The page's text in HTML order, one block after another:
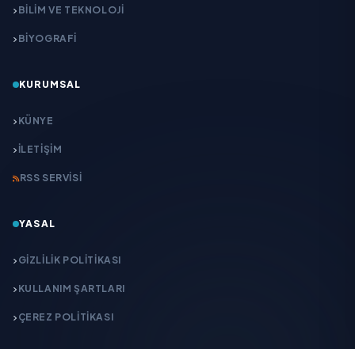
BİLİM VE TEKNOLOJİ
BİYOGRAFİ
KURUMSAL
KÜNYE
İLETIŞIM
RSS SERVISI
YASAL
GIZLILIK POLITIKASI
KULLANIM ŞARTLARI
ÇEREZ POLITIKASI